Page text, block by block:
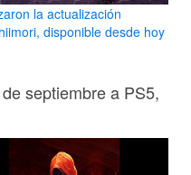
la actualización
disponible desde hoy
septiembre a PS5,